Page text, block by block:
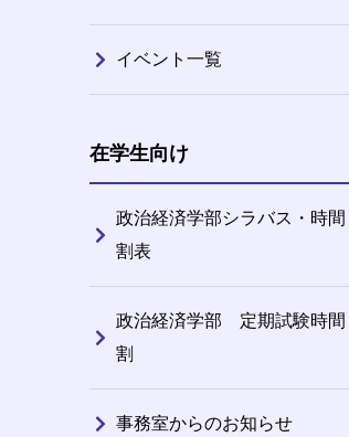
イベント一覧
在学生向け
政治経済学部シラバス・時間
割表
政治経済学部 定期試験時間
割
事務室からのお知らせ